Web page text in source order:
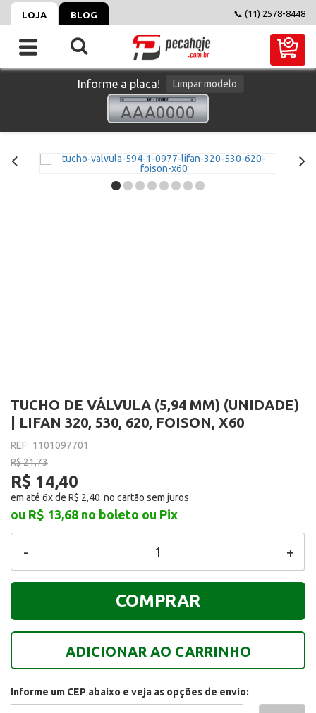
LOJA BLOG 📞 (11) 2578-8448
Informe a placa! Limpar modelo
TUCHO DE VÁLVULA (5,94 MM) (UNIDADE)
| LIFAN 320, 530, 620, FOISON, X60
REF: 1101097701
R$ 21,73
R$ 14,40
em até 6x de R$ 2,40
ou R$ 13,68 no boleto ou Pix
+
-
ADICIONAR AO CARRINHO
COMPRAR
Informe um CEP abaixo e veja as opções de envio: